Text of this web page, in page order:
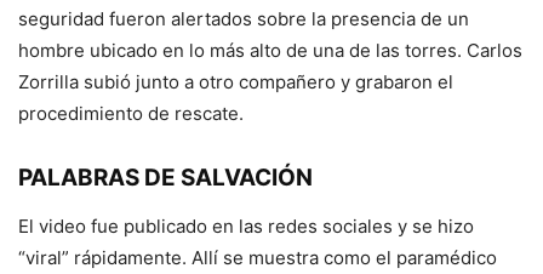
seguridad fueron alertados sobre la presencia de un
hombre ubicado en lo más alto de una de las torres. Carlos
Zorrilla subió junto a otro compañero y grabaron el
procedimiento de rescate.
PALABRAS DE SALVACIÓN
El video fue publicado en las redes sociales y se hizo
“viral” rápidamente. Allí se muestra como el paramédico